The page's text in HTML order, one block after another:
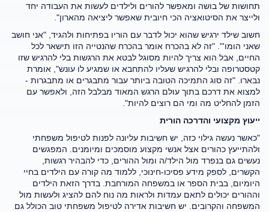
תחושות של בושה ומאפשר להורים ולילדים לעשות את העבודה יחד
ולייצר את הסיטואציה הכי חיובית שאפשר ליציאה מהארון".
חשוב שילד ירגיש שהוא יכול לדבר עם הוריו בפתיחות ולהגיד, "אני חושב
שאני הומו'". "זה לא בהכרח אומר בהכרח שהנטייה הזו תישאר לכל
החיים, אבל הוא צריך להיות מסוגל לבטא את הרגשות בלי להרגיש שזו
קטסטרופה ובלי להרגיש שעליו להתחבא או שמגיע לו עונש", אומרת
נבארו. "זה סוג התמיכה הטובה ביותר עבור מתבגרים או מתבגרות -
למצוא את דרכם בתוך עולם הרגש המאוד מבלבל הזה, ולאפשר עם
הזמן להחליט מה ומי הם רוצים להיות".
ייעוץ מקצועי והדרכה הורית
"כאשר נעשה גילוי כזה, יש חשיבות עליונה לפנות לטיפול משפחתי
ולהתייעץ כהורים אצל אנשי מקצוע מוסמכים ומיומנים. המפגשים
נעשים גם בנפרד מול הילד/ה ומול ההורים, כדי להבהיר רגשות,
הקשרים, לספק מידע פסיכו-חינוכי, ללמוד מה קורה עם הילדים בחיי
היומיום, בבית הספר או במשפחה המורחבת. בדרך הזאת הילדים
וההורים יכולים לתאם עמדות ולראות מה נוח להם להציג ולעשות מול
המשפחה והקרובים. יש חשיבות אדירה לטיפול משפחתי טוב הכולל גם